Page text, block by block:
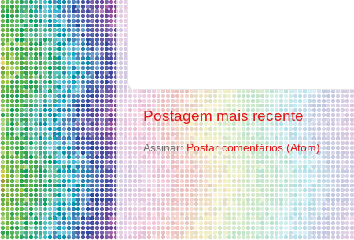
Postagem mais recente
Assinar:Postar comentários (Atom)